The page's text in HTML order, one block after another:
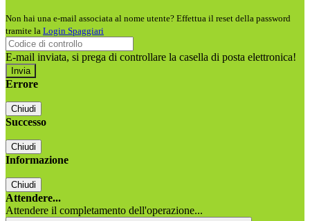
Non hai una e-mail associata al nome utente? Effettua il reset della password
tramite la Login Spaggiari
E-mail inviata, si prega di controllare la casella di posta elettronica!
Errore
Chiudi
Successo
Chiudi
Informazione
Chiudi
Attendere...
Attendere il completamento dell'operazione...